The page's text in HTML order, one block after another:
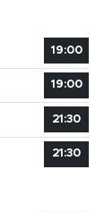
19:00
19:00
21:30
21:30